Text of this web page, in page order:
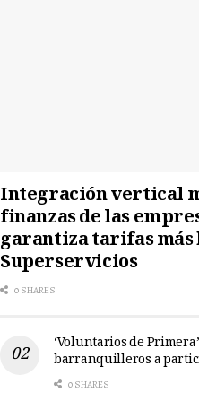
Integración vertical
finanzas de las
garantiza tarifas más
Superservicios
0 SHARES
‘Voluntarios de
barranquilleros a
0 SHARES